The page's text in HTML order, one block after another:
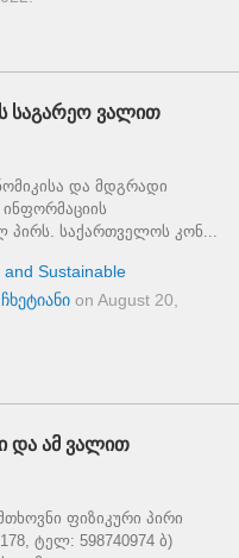
საგარეო ვალით
და მდგრადი
პირს. საქართველოს კონ...
Sustainable
on August 20,
და ამ ვალით
ფიზიკური პირი
ტელ: 598740974 ბ)